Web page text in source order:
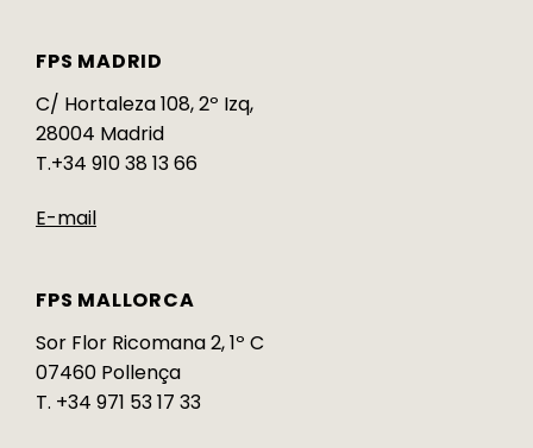
FPS MADRID
C/ Hortaleza 108, 2º Izq,
28004 Madrid
T.+34 910 38 13 66
E-mail
FPS MALLORCA
Sor Flor Ricomana 2, 1º C
07460 Pollença
T. +34 971 53 17 33